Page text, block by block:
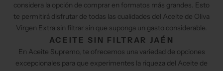
considera la opción de comprar en formatos más grandes. Esto
te permitirá disfrutar de todas las cualidades del Aceite de Oliva
Virgen Extra sin filtrar sin que suponga un gasto considerable.
ACEITE SIN FILTRAR JAÉN
En Aceite Supremo, te ofrecemos una variedad de opciones
excepcionales para que experimentes la riqueza del Aceite de